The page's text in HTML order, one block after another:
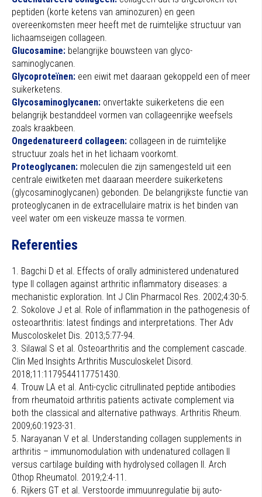
peptiden (korte ketens van aminozuren) en geen
overeenkomsten meer heeft met de ruimte­lijke structuur van
lichaamseigen collageen.
Glucosamine: belangrijke bouwsteen van glyco­
saminoglycanen.
Glycoproteïnen: een eiwit met daaraan gekoppeld een of meer
suikerketens.
Glycosaminoglycanen: onvertakte suikerketens die een
belangrijk bestanddeel vormen van collageenrijke weefsels
zoals kraakbeen.
Ongedenatureerd collageen: collageen in de ruimtelijke
structuur zoals het in het lichaam voorkomt.
Proteoglycanen: moleculen die zijn samen­gesteld uit een
centrale eiwitketen met daaraan meerdere suikerketens
(glycosaminoglycanen) gebonden. De belangrijkste functie van
proteoglycanen in de extracellulaire matrix is het binden van
veel water om een viskeuze massa te vormen.
Referenties
1. Bagchi D et al. Effects of orally administered undenatured
type II collagen against arthritic inflammatory diseases: a
mechanistic exploration. Int J Clin Pharmacol Res. 2002;4:30-5.
2. Sokolove J et al. Role of inflammation in the pathogenesis of
osteo­arthritis: latest findings and interpretations. Ther Adv
Muscoloskelet Dis. 2013;5:77-94.
3. Silawal S et al. Osteoarthritis and the complement cascade.
Clin Med Insights Arthritis Musculoskelet Disord.
2018;11:1179544117751430.
4. Trouw LA et al. Anti-cyclic citrullinated peptide antibodies
from rheumatoid arthritis patients activate complement via
both the classical and alternative pathways. Arthritis Rheum.
2009;60:1923-31.
5. Narayanan V et al. Understanding collagen supplements in
arthritis – immunomodulation with undenatured collagen II
versus cartilage building with hydrolysed collagen II. Arch
Othop Rheumatol. 2019;2:4-11.
6. Rijkers GT et al. Verstoorde immuunregulatie bij auto-